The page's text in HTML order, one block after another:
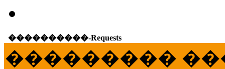
����������-Requests
���������